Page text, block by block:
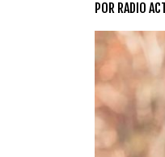
POR RADIO